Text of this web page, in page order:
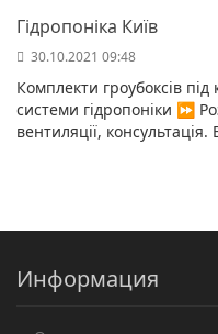
Гідропоніка Київ
30.10.2021 09:48
Комплекти гроубоксів
системи гідропоніки ⏩
вентиляції,
Информация